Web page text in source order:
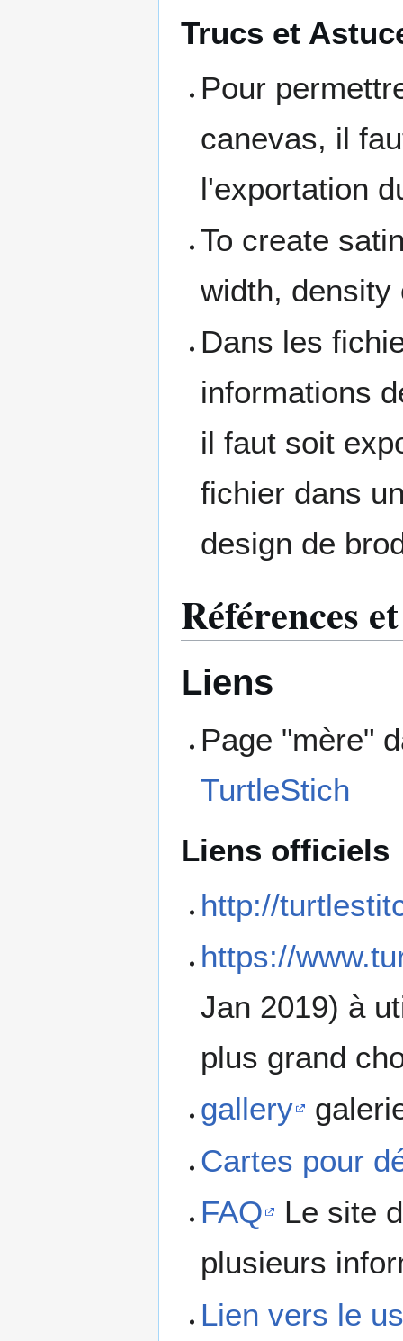
Trucs et
Pour
canevas, il
l'exportation
To create
width, density
Dans les
informations
il faut soit
fichier dans
design de
Références
Liens
Page "mère"
TurtleStich
Liens officiels
http://
https://
Jan 2019) à
plus grand
gallery
Cartes pour
FAQ
Le site
plusieurs
Lien vers le